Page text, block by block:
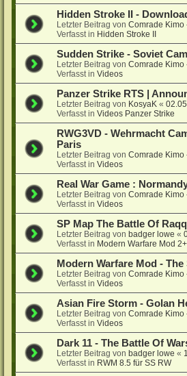
Hidden Stroke II -
Letzter Beitrag vonComrade Kimo
Verfasst in Hidden Stroke II
Sudden Strike - Soviet
Letzter Beitrag vonComrade Kimo
Verfasst inVideos
Panzer Strike RTS |
Letzter Beitrag von KosyaK «
Verfasst inVideos Panzer Strike
RWG3VD - Wehrmacht
Paris
Letzter Beitrag vonComrade Kimo
Verfasst inVideos
Real War Game :
Letzter Beitrag vonComrade Kimo
Verfasst inVideos
SP Map The Battle Of
Letzter Beitrag vonbadger lowe «
Verfasst in Modern Warfare Mod
Modern Warfare Mod -
Letzter Beitrag vonComrade Kimo
Verfasst inVideos
Asian Fire Storm - Golan
Letzter Beitrag vonComrade Kimo
Verfasst inVideos
Dark 11 - The Battle Of
Letzter Beitrag vonbadger lowe «
Verfasst in RWM 8.5 für SS RW